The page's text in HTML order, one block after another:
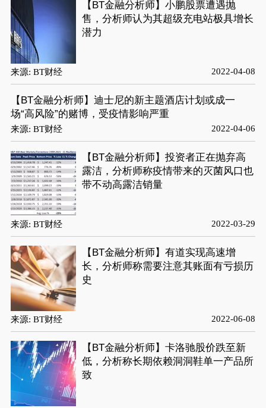
【BT金融分析师】小鹏股票遭遇抛
售，分析师认为其超级充电站极具增长
潜力
来源: BT财经 2022-04-08
【BT金融分析师】迪士尼的新主题酒店计划或成一
场“高风险”的赌博，受疫情影响严重
来源: BT财经 2022-04-06
【BT金融分析师】投资者正在抛弃高
露洁，分析师称疫情带来的灭菌风口也
带不动高露洁销量
来源: BT财经 2022-03-29
【BT金融分析师】有道实现高速增
长，分析师称需要注意其账面有亏损历
史
来源: BT财经 2022-06-08
【BT金融分析师】卡洛驰股价跌至新
低，分析称长期依赖洞洞鞋单一产品所
致